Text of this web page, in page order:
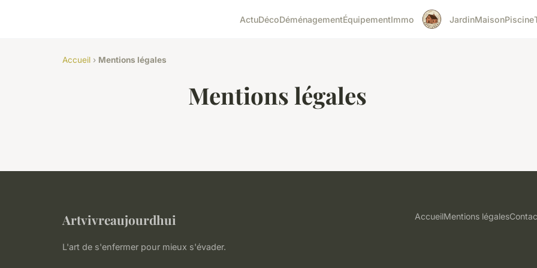
ActuDécoDéménagementÉquipementImmo JardinMaisonPiscine
Accueil › Mentions légales
Mentions légales
Artvivreaujourdhui
L'art de s'enfermer pour mieux s'évader.
AccueilMentions légales